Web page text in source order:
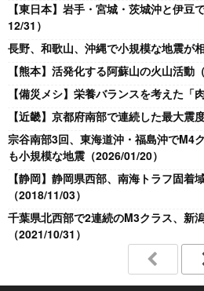
【東日本】岩手・宮城・茨城沖と伊
12/31）
長野、和歌山、沖縄で小規模な地震が
【熊本】活発化する阿蘇山の火山活動
【備災メシ】栄養バランスを考えた「
【近畿】京都府南部で連続した最大震
宗谷南部3回、東海道沖・福島沖でM4
も小規模な地震（2026/01/20）
【静岡】静岡県西部、南海トラフ固着
（2018/11/03）
千葉県北西部で2連続のM3クラス、新
（2021/10/31）